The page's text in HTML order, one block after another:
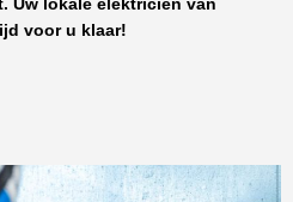
Uw lokale elektricien van
voor u klaar!